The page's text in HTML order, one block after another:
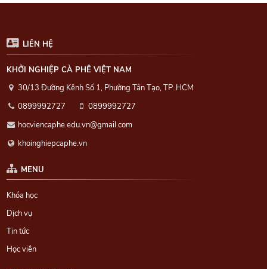
LIÊN HỆ
KHỞI NGHIỆP CÀ PHÊ VIỆT NAM
30/13 Đường Kênh Số 1, Phường Tân Tạo, TP. HCM
0899992727
0899992727
hocviencaphe.edu.vn@gmail.com
khoinghiepcaphe.vn
MENU
Khóa học
Dịch vụ
Tin tức
Học viên